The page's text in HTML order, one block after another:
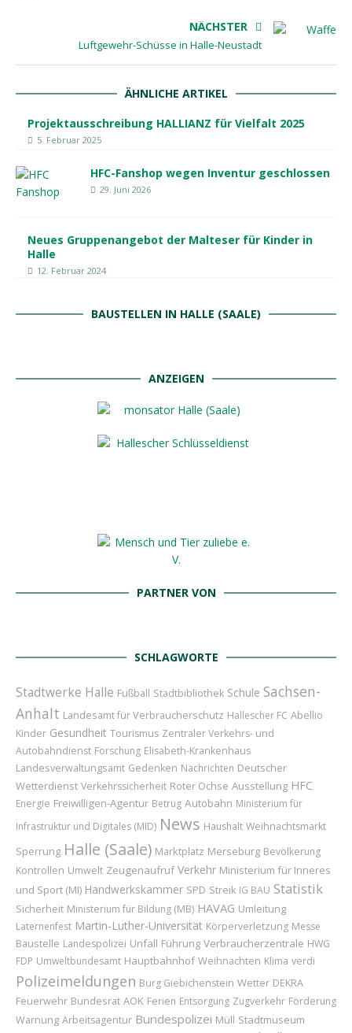
NÄCHSTER
Luftgewehr-Schüsse in Halle-Neustadt
ÄHNLICHE ARTIKEL
Projektausschreibung HALLIANZ für Vielfalt 2025
5. Februar 2025
HFC-Fanshop wegen Inventur geschlossen
29. Juni 2026
Neues Gruppenangebot der Malteser für Kinder in
Halle
12. Februar 2024
BAUSTELLEN IN HALLE (SAALE)
ANZEIGEN
PARTNER VON
SCHLAGWORTE
Stadtwerke Halle Fußball Stadtbibliothek Schule Sachsen-
Anhalt Landesamt für Verbraucherschutz Hallescher FC Abellio
Kinder Gesundheit Tourismus Zentraler Verkehrs- und
Autobahndienst Forschung Elisabeth-Krankenhaus
Landesverwaltungsamt Gedenken Nachrichten Deutscher
Wetterdienst Verkehrssicherheit Roter Ochse Ausstellung HFC
Energie Freiwilligen-Agentur Betrug Autobahn Ministerium für
Infrastruktur und Digitales (MID) News Haushalt Weihnachtsmarkt
Sperrung Halle (Saale) Marktplatz Merseburg Bevölkerung
Kontrollen Umwelt Zeugenaufruf Verkehr Ministerium für Inneres
und Sport (MI) Handwerkskammer SPD Streik IG BAU Statistik
Sicherheit Ministerium für Bildung (MB) HAVAG Umleitung
Laternenfest Martin-Luther-Universität Körperverletzung Messe
Baustelle Landespolizei Unfall Führung Verbraucherzentrale HWG
FDP Umweltbundesamt Hauptbahnhof Weihnachten Klima verdi
Polizeimeldungen Burg Giebichenstein Wetter DEKRA
Feuerwehr Bundesrat AOK Ferien Entsorgung Zugverkehr Förderung
Warnung Arbeitsagentur Bundespolizei Müll Stadtmuseum